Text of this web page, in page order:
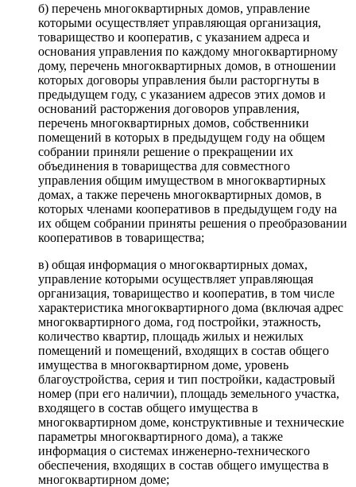
б) перечень многоквартирных домов, управление
которыми осуществляет управляющая организация,
товарищество и кооператив, с указанием адреса и
основания управления по каждому многоквартирному
дому, перечень многоквартирных домов, в отношении
которых договоры управления были расторгнуты в
предыдущем году, с указанием адресов этих домов и
оснований расторжения договоров управления,
перечень многоквартирных домов, собственники
помещений в которых в предыдущем году на общем
собрании приняли решение о прекращении их
объединения в товарищества для совместного
управления общим имуществом в многоквартирных
домах, а также перечень многоквартирных домов, в
которых членами кооперативов в предыдущем году на
их общем собрании приняты решения о преобразовании
кооперативов в товарищества;
в) общая информация о многоквартирных домах,
управление которыми осуществляет управляющая
организация, товарищество и кооператив, в том числе
характеристика многоквартирного дома (включая адрес
многоквартирного дома, год постройки, этажность,
количество квартир, площадь жилых и нежилых
помещений и помещений, входящих в состав общего
имущества в многоквартирном доме, уровень
благоустройства, серия и тип постройки, кадастровый
номер (при его наличии), площадь земельного участка,
входящего в состав общего имущества в
многоквартирном доме, конструктивные и технические
параметры многоквартирного дома), а также
информация о системах инженерно-технического
обеспечения, входящих в состав общего имущества в
многоквартирном доме;